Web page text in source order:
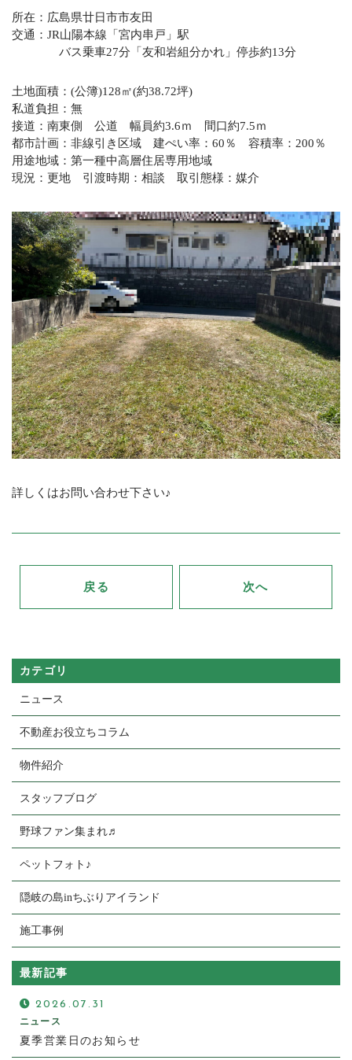
所在：広島県廿日市市友田
交通：JR山陽本線「宮内串戸」駅
バス乗車27分「友和岩組分かれ」停歩約13分
土地面積：(公簿)128㎡(約38.72坪)
私道負担：無
接道：南東側 公道 幅員約3.6ｍ 間口約7.5ｍ
都市計画：非線引き区域 建ぺい率：60％ 容積率：200％
用途地域：第一種中高層住居専用地域
現況：更地 引渡時期：相談 取引態様：媒介
詳しくはお問い合わせ下さい♪
戻る 次へ
カテゴリ
ニュース
不動産お役立ちコラム
物件紹介
スタッフブログ
野球ファン集まれ♬
ペットフォト♪
隠岐の島inちぶりアイランド
施工事例
最新記事
2026.07.31
ニュース
夏季営業日のお知らせ